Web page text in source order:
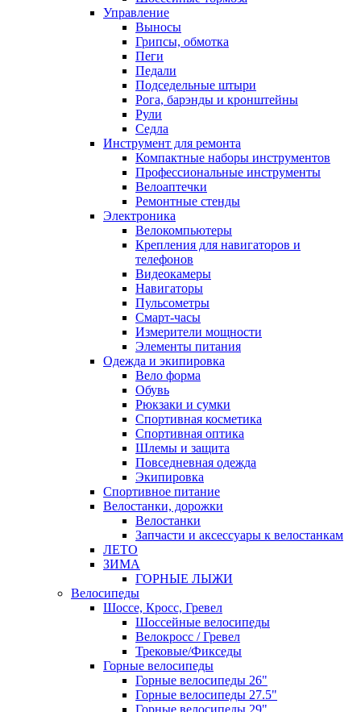
Управление
Выносы
Грипсы, обмотка
Пеги
Педали
Подседельные штыри
Рога, барэнды и кронштейны
Рули
Седла
Инструмент для ремонта
Компактные наборы инструментов
Профессиональные инструменты
Велоаптечки
Ремонтные стенды
Электроника
Велокомпьютеры
Крепления для навигаторов и
телефонов
Видеокамеры
Навигаторы
Пульсометры
Смарт-часы
Измерители мощности
Элементы питания
Одежда и экипировка
Вело форма
Обувь
Рюкзаки и сумки
Спортивная косметика
Спортивная оптика
Шлемы и защита
Повседневная одежда
Экипировка
Спортивное питание
Велостанки, дорожки
Велостанки
Запчасти и аксессуары к велостанкам
ЛЕТО
ЗИМА
ГОРНЫЕ ЛЫЖИ
Велосипеды
Шоссе, Кросс, Гревел
Шоссейные велосипеды
Велокросс / Гревел
Трековые/Фикседы
Горные велосипеды
Горные велосипеды 26"
Горные велосипеды 27.5"
Горные велосипеды 29"